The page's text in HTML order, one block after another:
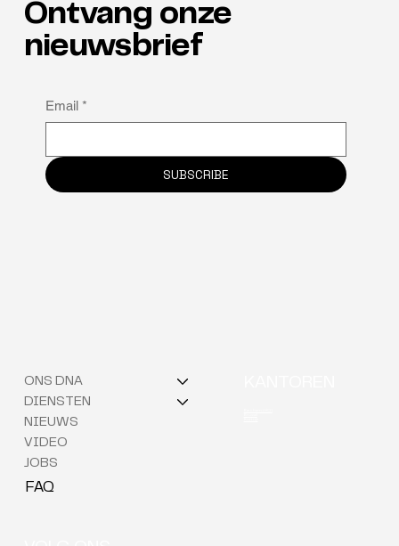
sleutel tot retentie is
Ontvang onze
nieuwsbrief
Email *
SUBSCRIBE
ONS DNA
DIENSTEN
NIEUWS
VIDEO
JOBS
FAQ